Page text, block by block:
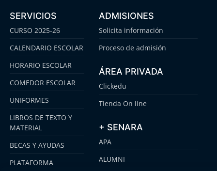
SERVICIOS
CURSO 2025-26
CALENDARIO ESCOLAR
HORARIO ESCOLAR
COMEDOR ESCOLAR
UNIFORMES
LIBROS DE TEXTO Y
MATERIAL
BECAS Y AYUDAS
PLATAFORMA
ADMISIONES
Solicita información
Proceso de admisión
ÁREA PRIVADA
Clickedu
Tienda On line
+ SENARA
APA
ALUMNI